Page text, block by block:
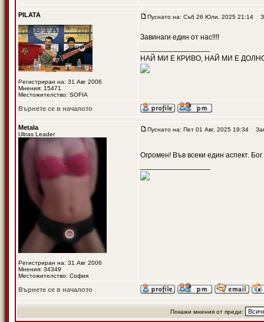
PILATA
Регистриран на: 31 Авг 2006
Мнения: 15471
Местожителство: SOFIA
Пуснато на: Съб 26 Юли, 2025 21:14
Завинаги един от нас!!!!
НАЙ МИ Е КРИВО, НАЙ МИ Е
Върнете се в началото
Metala
Ultras Leader
Регистриран на: 31 Авг 2006
Мнения: 34349
Местожителство: София
Пуснато на: Пет 01 Авг, 2025 19:34
Огромен! Във всеки един аспект.
Върнете се в началото
Покажи мнения от преди: